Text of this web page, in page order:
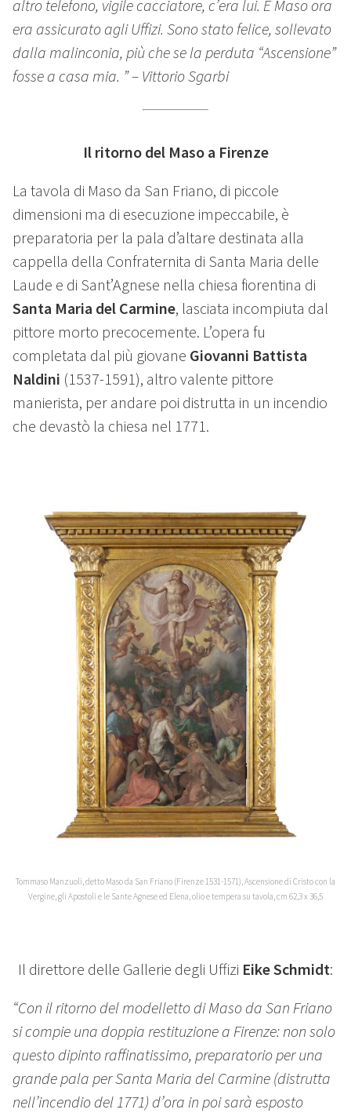
altro telefono, vigile cacciatore, c’era lui. E Maso ora
era assicurato agli Uffizi. Sono stato felice, sollevato
dalla malinconia, più che se la perduta “Ascensione”
fosse a casa mia. ” – Vittorio Sgarbi
Il ritorno del Maso a Firenze
La tavola di Maso da San Friano, di piccole
dimensioni ma di esecuzione impeccabile, è
preparatoria per la pala d’altare destinata alla
cappella della Confraternita di Santa Maria delle
Laude e di Sant’Agnese nella chiesa fiorentina di
Santa Maria del Carmine, lasciata incompiuta dal
pittore morto precocemente. L’opera fu
completata dal più giovane Giovanni Battista
Naldini (1537-1591), altro valente pittore
manierista, per andare poi distrutta in un incendio
che devastò la chiesa nel 1771.
Tommaso Manzuoli, detto Maso da San Friano (Firenze 1531-1571), Ascensione di Cristo con la
Vergine, gli Apostoli e le Sante Agnese ed Elena, olio e tempera su tavola, cm 62,3 x 36,5
Il direttore delle Gallerie degli Uffizi Eike Schmidt:
“Con il ritorno del modelletto di Maso da San Friano
si compie una doppia restituzione a Firenze: non solo
questo dipinto raffinatissimo, preparatorio per una
grande pala per Santa Maria del Carmine (distrutta
nell’incendio del 1771) d’ora in poi sarà esposto